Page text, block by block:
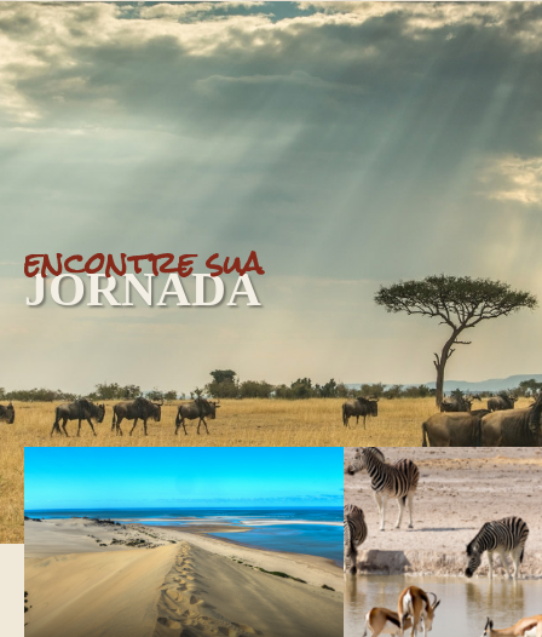
encontre sua
JORNADA